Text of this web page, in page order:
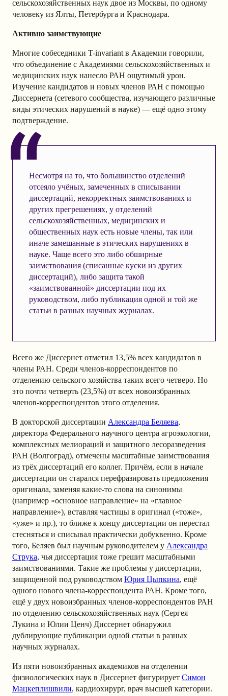
сельскохозяйственных наук двое из Москвы, по одному
человеку из Ялты, Петербурга и Краснодара.
Активно заимствующие
Многие собеседники T-invariant в Академии говорили,
что объединение с Академиями сельскохозяйственных и
медицинских наук нанесло РАН ощутимый урон.
Изучение кандидатов и новых членов РАН с помощью
Диссернета (сетевого сообщества, изучающего различные
виды этических нарушений в науке) — ещё одно этому
подтверждение.
Несмотря на то, что большинство отделений
отсеяло учёных, замеченных в списывании
диссертаций, некорректных заимствованиях и
других прегрешениях, у отделений
сельскохозяйственных, медицинских и
общественных наук есть новые члены, так или
иначе замешанные в этических нарушениях в
науке. Чаще всего это либо обширные
заимствования (списанные куски из других
диссертаций), либо защита такой
«заимствованной» диссертации под их
руководством, либо публикация одной и той же
статьи в разных научных журналах.
Всего же Диссернет отметил 13,5% всех кандидатов в
члены РАН. Среди членов-корреспондентов по
отделению сельского хозяйства таких всего четверо. Но
это почти четверть (23,5%) от всех новоизбранных
членов-корреспондентов этого отделения.
В докторской диссертации Александра Беляева,
директора Федерального научного центра агроэкологии,
комплексных мелиораций и защитного лесоразведения
РАН (Волгоград), отмечены масштабные заимствования
из трёх диссертаций его коллег. Причём, если в начале
диссертации он старался перефразировать предложения
оригинала, заменяя какие-то слова на синонимы
(например «основное направление» на «главное
направление»), вставляя частицы в оригинал («тоже»,
«уже» и пр.), то ближе к концу диссертации он перестал
стесняться и списывал практически добуквенно. Кроме
того, Беляев был научным руководителем у Александра
Струка, чья диссертация тоже грешит масштабными
заимствованиями. Такие же проблемы у диссертации,
защищенной под руководством Юрия Цыпкина, ещё
одного нового члена-корреспондента РАН. Кроме того,
ещё у двух новоизбранных членов-корреспондентов РАН
по отделению сельскохозяйственных наук (Сергея
Лукина и Юлии Ценч) Диссернет обнаружил
дублирующие публикации одной статьи в разных
научных журналах.
Из пяти новоизбранных академиков на отделении
физиологических наук в Диссернет фигурирует Симон
Мацкеплишвили, кардиохирург, врач высшей категории.